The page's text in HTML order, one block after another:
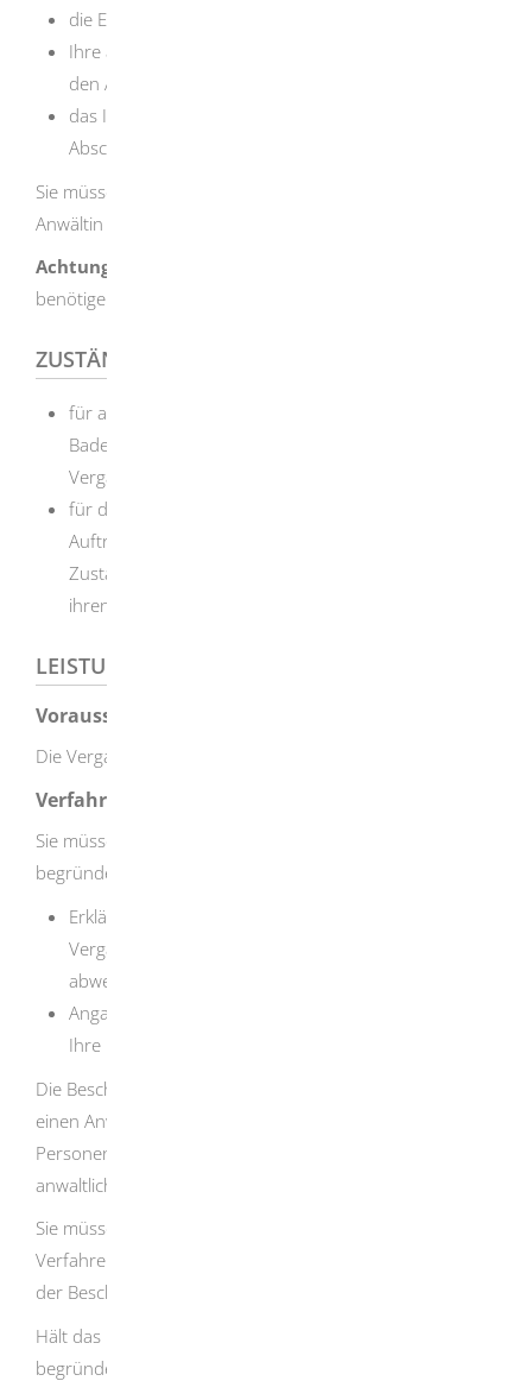
die Erfolgsaussichten der sofortigen Beschwerde,
Ihre allgemeinen Aussichten im Vergabeverfahren,
den Auftrag zu erhalten,
das Interesse der Allgemeinheit an einem raschen
Abschluss des Vergabeverfahrens.
Sie müssen sich im Beschwerdeverfahren von einer
Anwältin oder einem Anwalt vertreten lassen.
Achtung:
benötigen keine anwaltliche Vertretung.
ZUSTÄNDIGE STELLE
für alle Vergabearten öffentlicher Auftraggeber, die in
Baden-Württemberg ihren Sitz haben: der
Vergabesenat des Oberlandesgerichts Karlsruhe
für die Aufträge des Bundes und anderer öffentlicher
Auftraggeber: das Oberlandesgericht, in dessen
Zuständigkeitsbereich die jeweilige Vergabekammer
ihren Sitz hat
LEISTUNGSDETAILS
Voraussetzungen
Die Vergabekammer hat entschieden.
Verfahrensablauf
Sie müssen die sofortige Beschwerde schriftlich einlegen,
begründen und folgendes angeben:
Erklärung, inwieweit Sie die Entscheidung der
Vergabekammer anfechten möchten und eine
abweichende Entscheidung beantragen,
Angabe der Tatsachen und Beweismittel, auf die sich
Ihre Beschwerde stützt.
Die Beschwerde muss durch eine Anwältin oder durch
einen Anwalt unterzeichnet sein.
Personen des öffentlichen Rechts benötigen keine
anwaltliche Unterschrift.
Sie müssen außerdem die anderen Beteiligten des
Verfahrens vor der Vergabekammer von der Einlegung
der Beschwerde informieren.
Hält das Beschwerdegericht die Beschwerde für
begründet, hebt es die Entscheidung der